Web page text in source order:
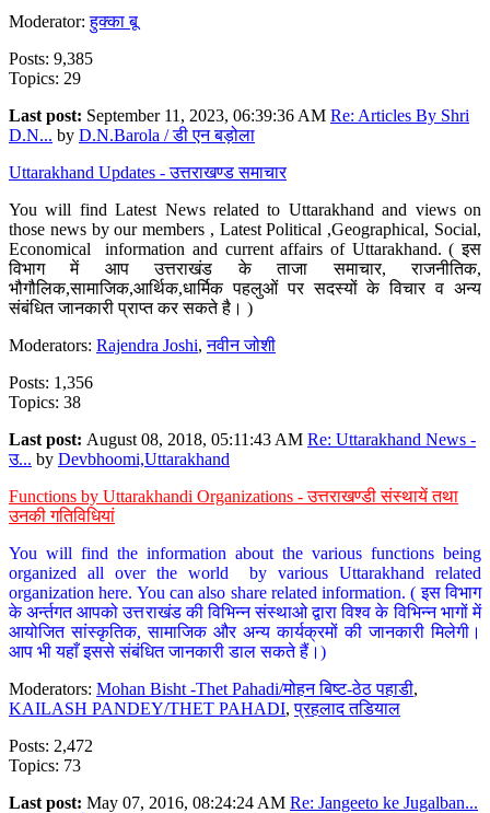
Moderator:हुक्का बू
Posts: 9,385
Topics: 29
Last post: September 11, 2023, 06:39:36 AM Re: Articles By Shri
D.N... by D.N.Barola / डी एन बड़ोला
Uttarakhand Updates - उत्तराखण्ड समाचार
You will find Latest News related to Uttarakhand and views on
those news by our members , Latest Political ,Geographical, Social,
Economical information and current affairs of Uttarakhand. ( इस
विभाग में आप उत्तराखंड के ताजा समाचार, राजनीतिक,
भौगौलिक,सामाजिक,आर्थिक,धार्मिक पहलुओं पर सदस्यों के विचार व अन्य
संबंधित जानकारी प्राप्त कर सकते है। )
Moderators: Rajendra Joshi,नवीन जोशी
Posts: 1,356
Topics: 38
Last post: August 08, 2018, 05:11:43 AM Re: Uttarakhand News -
उ... by Devbhoomi,Uttarakhand
Functions by Uttarakhandi Organizations - उत्तराखण्डी संस्थायें तथा
उनकी गतिविधियां
You will find the information about the various functions being
organized all over the world by various Uttarakhand related
organization here. You can also share related information. ( इस विभाग
के अर्न्तगत आपको उत्तराखंड की विभिन्न संस्थाओ द्वारा विश्व के विभिन्न भागों में
आयोजित सांस्कृतिक, सामाजिक और अन्य कार्यक्रमों की जानकारी मिलेगी।
आप भी यहाँ इससे संबंधित जानकारी डाल सकते हैं।)
Moderators: Mohan Bisht -Thet Pahadi/मोहन बिष्ट-ठेठ पहाडी,
KAILASH PANDEY/THET PAHADI,प्रहलाद तडियाल
Posts: 2,472
Topics: 73
Last post: May 07, 2016, 08:24:24 AM Re: Jangeeto ke Jugalban...